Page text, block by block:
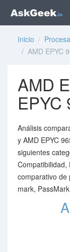
Inicio /
/ AMD EPYC
AMD
EPYC
Análisis
y AMD EPYC
siguientes
Compatibilidad,
comparativo de
mark,